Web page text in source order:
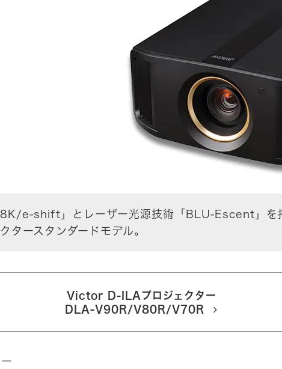
e-shift」とレーザー光源技術「BLU-Escent」を
ースタンダードモデル。
Victor D-ILAプロジェクター
DLA-V90R/V80R/V70R